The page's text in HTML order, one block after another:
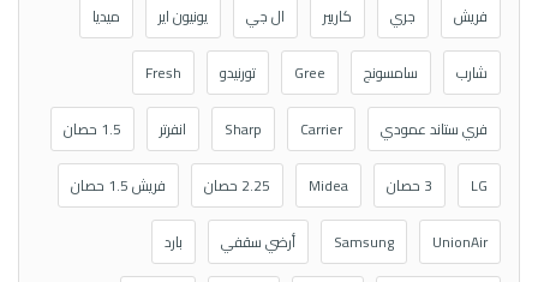
فريش جري كاريير ال جي يونيون اير ميديا
شارب سامسونج Gree تورنيدو Fresh
فري ستاند عمودي Carrier
Sharp انفرتر 1.5 حصان
LG 3 حصان Midea 2.25 حصان فريش 1.5 حصان
UnionAir
Samsung أرضي سقفي بارد